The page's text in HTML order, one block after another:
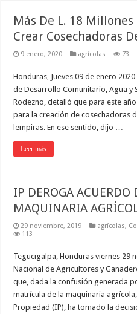
Más De L. 18
Crear Cosechadoras
9 enero, 2020 agrícolas 73
Honduras, Jueves 09 de enero
de Desarrollo Comunitario, Agua y
Rodezno, detalló que para este
para la creación de cosechadoras
lempiras. En ese sentido, dijo …
Leer más
IP DEROGA ACUERDO
MAQUINARIA
29 noviembre, 2019 agrícolas,
113
Tegucigalpa, Honduras viernes 29
Nacional de Agricultores y
que, dada la confusión generada
matrícula de la maquinaria
Propiedad (IP), ha tomado la